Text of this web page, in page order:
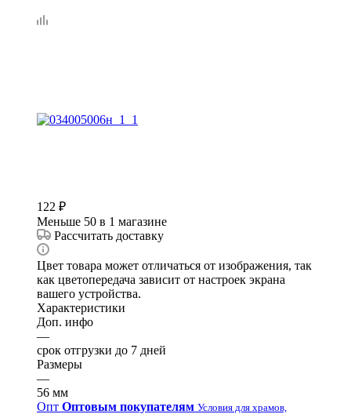
122 ₽
Меньше 50 в 1 магазине
Рассчитать доставку
Цвет товара может отличаться от изображения, так
как цветопередача зависит от настроек экрана
вашего устройства.
Характеристики
Доп. инфо
—
срок отгрузки до 7 дней
Размеры
—
56 мм
Опт Оптовым покупателям Условия для храмов,